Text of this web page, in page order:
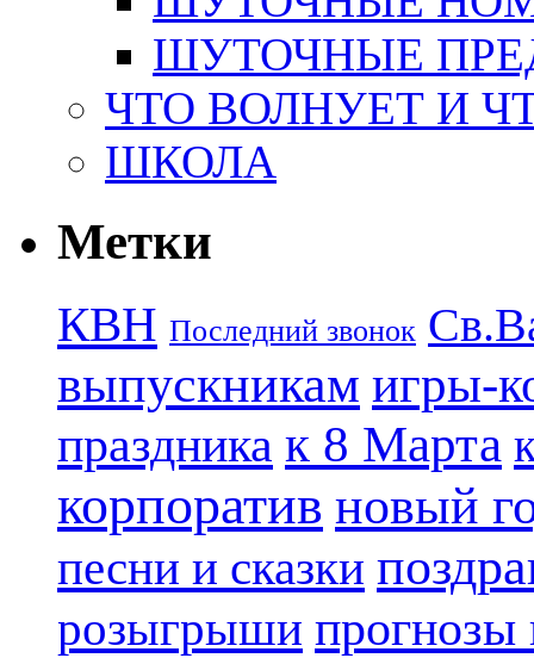
ШУТОЧНЫЕ
ЧТО ВОЛНУЕТ И
ШКОЛА
Метки
КВН Последний звонок
выпускникам игры-
праздника к 8 Марта
корпоратив новый
песни и сказки
розыгрыши прогнозы